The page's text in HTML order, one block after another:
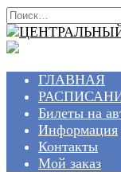
Перейти
к
содержанию
Search
for:
ГЛАВНАЯ
Билеты на
Информация
Контакты
Мой заказ